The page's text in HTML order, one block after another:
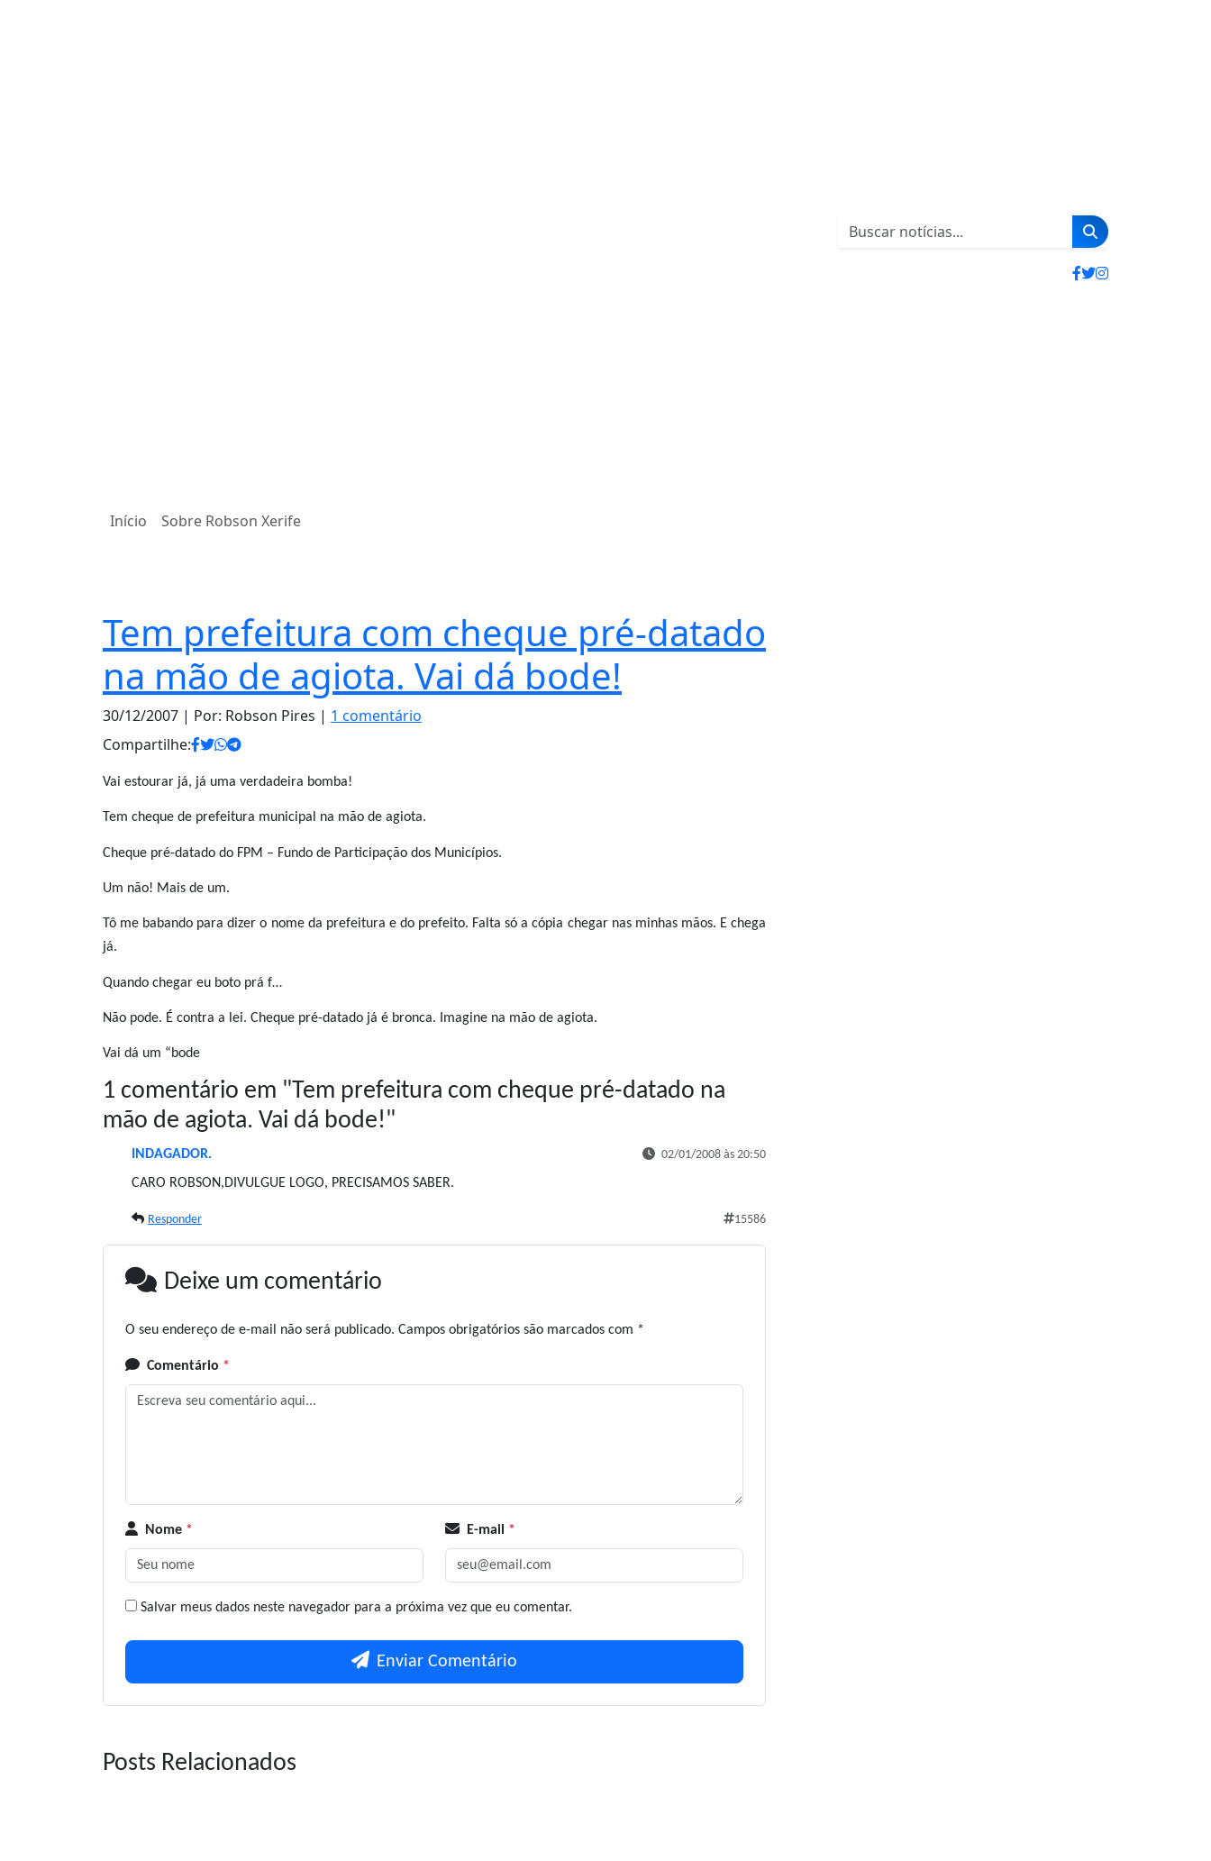
Início Sobre Robson Xerife
Tem prefeitura com cheque pré-datado
na mão de agiota. Vai dá bode!
30/12/2007 | Por: Robson Pires | 1 comentário
Compartilhe:
Vai estourar já, já uma verdadeira bomba!
Tem cheque de prefeitura municipal na mão de agiota.
Cheque pré-datado do FPM – Fundo de Participação dos Municípios.
Um não! Mais de um.
Tô me babando para dizer o nome da prefeitura e do prefeito. Falta só a cópia chegar nas minhas mãos. E chega
já.
Quando chegar eu boto prá f…
Não pode. É contra a lei. Cheque pré-datado já é bronca. Imagine na mão de agiota.
Vai dá um “bode
1 comentário em "Tem prefeitura com cheque pré-datado na
mão de agiota. Vai dá bode!"
INDAGADOR. 02/01/2008 às 20:50
CARO ROBSON,DIVULGUE LOGO, PRECISAMOS SABER.
Responder 15586
Deixe um comentário
O seu endereço de e-mail não será publicado. Campos obrigatórios são marcados com *
Comentário *
Nome * E-mail *
Salvar meus dados neste navegador para a próxima vez que eu comentar.
Enviar Comentário
Posts Relacionados